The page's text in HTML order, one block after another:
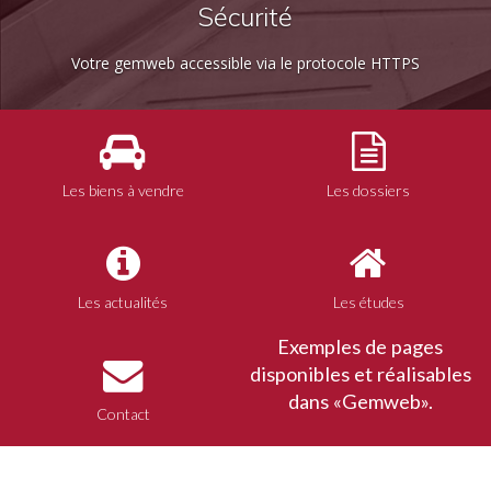
Sécurité
Votre gemweb accessible via le protocole HTTPS
Les biens à vendre Les dossiers
Les actualités Les études
Contact
Exemples de pages
disponibles et réalisables
dans «Gemweb».